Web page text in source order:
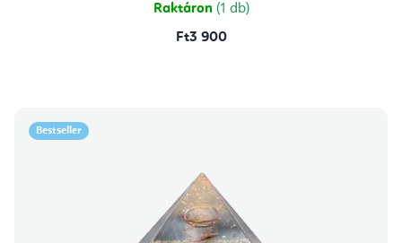
Raktáron (1 db)
Ft3 900
Bestseller